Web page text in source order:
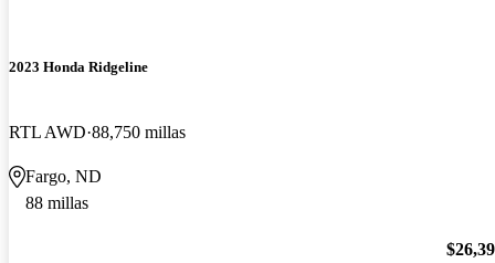
2023 Honda Ridgeline
RTL AWD 88,750 millas
Fargo, ND
88 millas